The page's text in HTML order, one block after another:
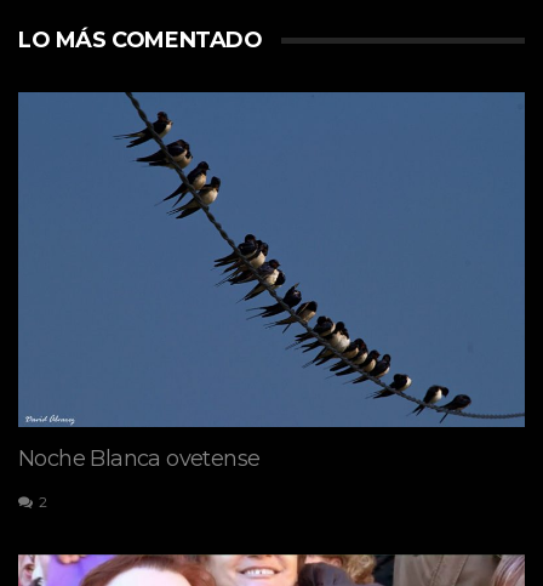
LO MÁS COMENTADO
Noche Blanca ovetense
2